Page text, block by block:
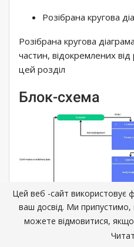
Розібрана кругова
Розібрана кругова
частин, відокремлених
цей розділ
Блок-схема
Цей веб -сайт
ваш досвід. Ми
можете відмовитися,